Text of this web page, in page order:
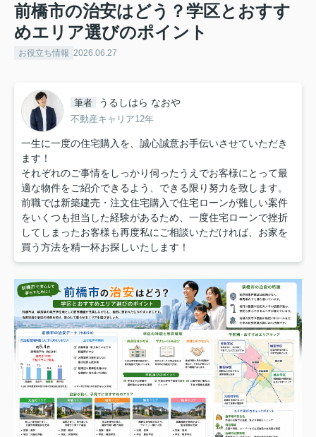
前橋市の治安はどう？学区とおすす
めエリア選びのポイント
お役立ち情報 2026.06.27
筆者 うるしはら なおや
不動産キャリア12年
一生に一度の住宅購入を、誠心誠意お手伝いさせていただき
ます！
それぞれのご事情をしっかり伺ったうえでお客様にとって最
適な物件をご紹介できるよう、できる限り努力を致します。
前職では新築建売・注文住宅購入で住宅ローンが難しい案件
をいくつも担当した経験があるため、一度住宅ローンで挫折
してしまったお客様も再度私にご相談いただければ、お家を
買う方法を精一杯お探しいたします！